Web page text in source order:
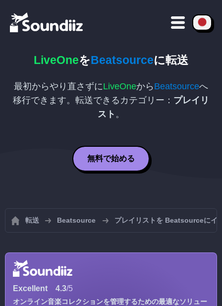
LiveOneをBeatsourceに転送
最初からやり直さずにLiveOneから Beatsourceへ
移行できます。転送できるカテゴリー： プレイリ
スト 。
無料で始める
転送 Beatsource プレイリストを Beatsourceにイ
Excellent 4.3/5
オンライン音楽コレクションを管理するための最適なソリュー